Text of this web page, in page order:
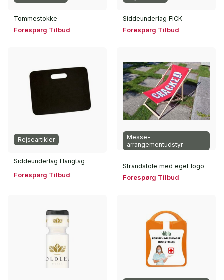
Tommestokke
Forespørg Tilbud
Siddeunderlag FICK
Forespørg Tilbud
Rejseartikler
Siddeunderlag Hangtag
Forespørg Tilbud
Messe-
arrangementudstyr
Strandstole med eget logo
Forespørg Tilbud